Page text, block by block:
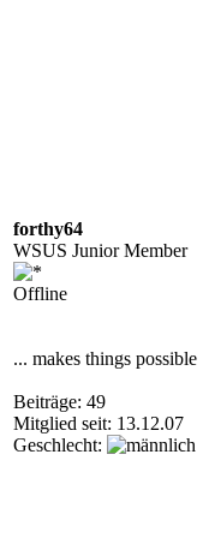
forthy64
WSUS Junior Member
Offline
... makes things possible
Beiträge: 49
Mitglied seit: 13.12.07
Geschlecht: